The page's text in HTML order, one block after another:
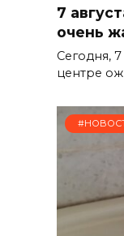
7
очень
Сегодня,
центре